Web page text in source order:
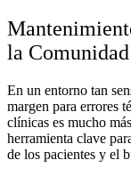
la
En un entorno tan
margen para errores
clínicas es mucho
herramienta clave
de los pacientes y el